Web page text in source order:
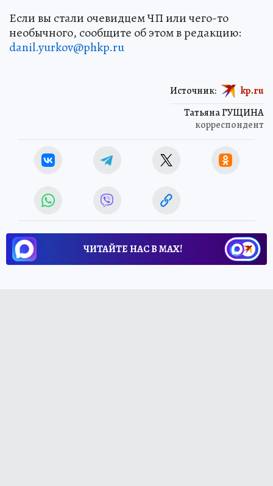
Если вы стали очевидцем ЧП или чего-то
необычного, сообщите об этом в редакцию:
danil.yurkov@phkp.ru
Татьяна ГУЩИНА
корреспондент
Источник: kp.ru
ЧИТАЙТЕ НАС В МАХ!